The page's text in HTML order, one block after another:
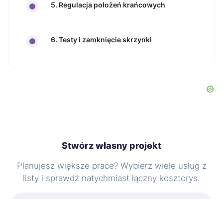
5. Regulacja położeń krańcowych
6. Testy i zamknięcie skrzynki
Stwórz własny projekt
Planujesz większe prace? Wybierz wiele usług z
listy i sprawdź natychmiast łączny kosztorys.